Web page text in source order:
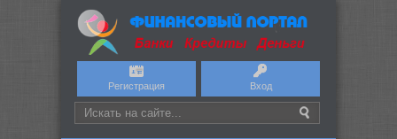
Регистрация Вход